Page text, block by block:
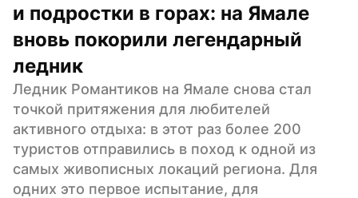
и подростки в горах: на Ямале
вновь покорили легендарный
ледник
Ледник Романтиков на Ямале снова стал
точкой притяжения для любителей
активного отдыха: в этот раз более 200
туристов отправились в поход к одной из
самых живописных локаций региона. Для
одних это первое испытание, для